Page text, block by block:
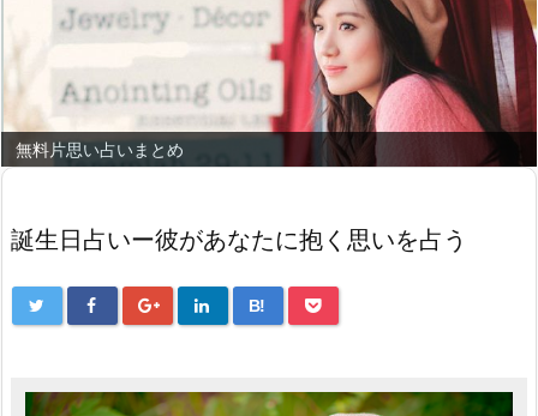
無料片思い占いまとめ
誕生日占いー彼があなたに抱く思いを占う
B!